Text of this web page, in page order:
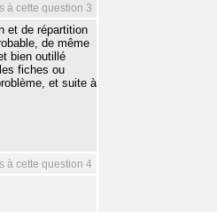
à cette question 3
et de répartition
de même
bien outillé
fiches ou
et suite à
à cette question 4